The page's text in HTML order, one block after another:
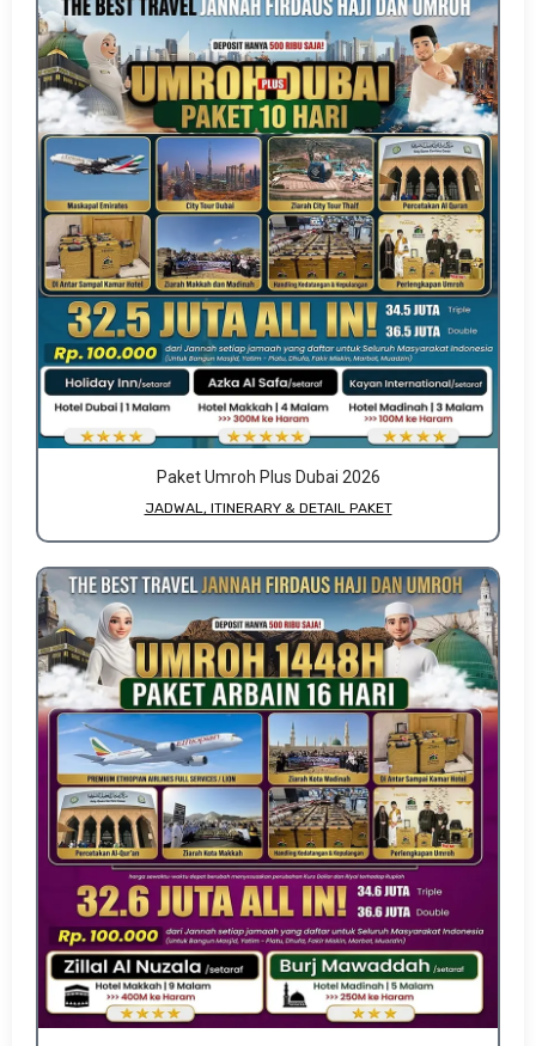
Paket Umroh Plus Dubai 2026
JADWAL, ITINERARY & DETAIL PAKET